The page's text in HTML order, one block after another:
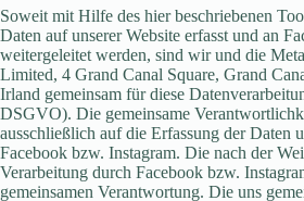
Soweit mit Hilfe des hier beschriebenen
Daten auf unserer Website erfasst und an
weitergeleitet werden, sind wir und die
Limited, 4 Grand Canal Square, Grand
Irland gemeinsam für diese
DSGVO). Die gemeinsame
ausschließlich auf die Erfassung der Daten
Facebook bzw. Instagram. Die nach der
Verarbeitung durch Facebook bzw.
gemeinsamen Verantwortung. Die uns